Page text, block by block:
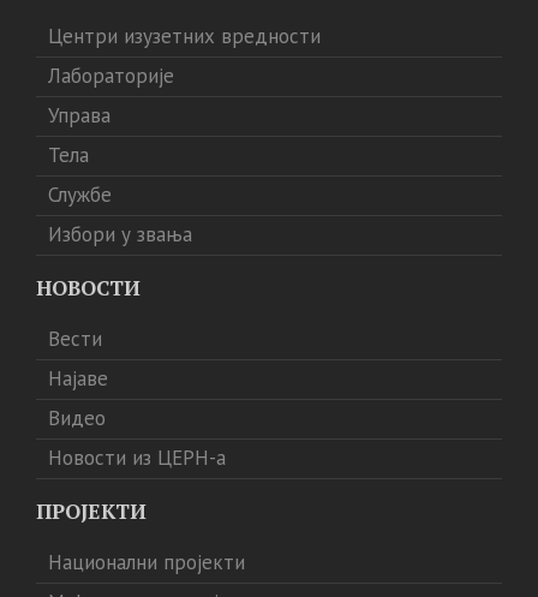
Центри изузетних вредности
Лабораторије
Управа
Тела
Службе
Избори у звања
НОВОСТИ
Вести
Најаве
Видео
Новости из ЦЕРН-а
ПРОЈЕКТИ
Национални пројекти